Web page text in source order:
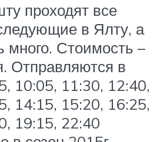
проходят все
в Ялту, а
много. Стоимость –
Отправляются в
10:05, 11:30, 12:40,
14:15, 15:20, 16:25,
19:15, 22:40